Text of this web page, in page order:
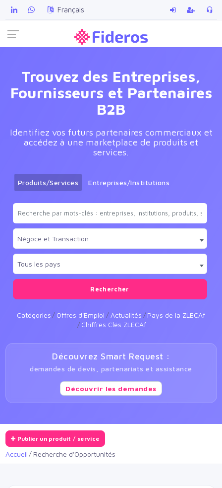
Français
Trouvez des Entreprises,
Fournisseurs et Partenaires
B2B
Identifiez vos futurs partenaires commerciaux et
accédez à une marketplace de produits et
services.
Produits/Services Entreprises/Institutions
Négoce et Transaction
Tous les pays
Rechercher
Catégories Offres d'Emploi Actualités
Pays de la ZLECAf
Chiffres Clés ZLECAf
Découvrez Smart Request :
demandes de devis, partenariats et assistance
Découvrir les demandes
Publier un produit / service
Accueil Recherche d'Opportunités